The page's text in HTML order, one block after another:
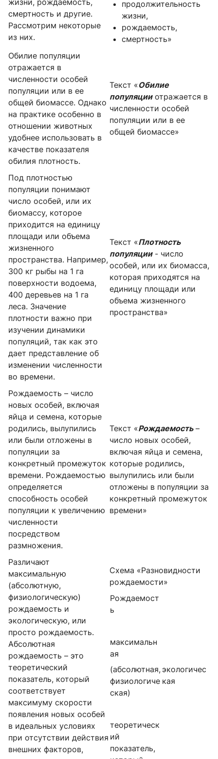
смертность и другие.
Рассмотрим некоторые
из них.
продолжительность
жизни,
рождаемость,
смертность»
Обилие популяции
отражается в
численности особей
популяции или в ее
общей биомассе. Однако
на практике особенно в
отношении животных
удобнее использовать в
качестве показателя
обилия плотность.
Текст «Обилие
популяцииотражается в
численности особей
популяции или в ее
общей биомассе»
Под плотностью
популяции понимают
число особей, или их
биомассу, которое
приходится на единицу
площади или объема
жизненного
пространства. Например,
300 кг рыбы на 1 га
поверхности водоема,
400 деревьев на 1 га
леса. Значение
плотности важно при
изучении динамики
популяций, так как это
дает представление об
изменении численности
во времени.
Текст «Плотность
популяции- число
особей, или их биомасса,
которая приходятся на
единицу площади или
объема жизненного
пространства»
Рождаемость – число
новых особей, включая
яйца и семена, которые
родились, вылупились
или были отложены в
популяции за
конкретный промежуток
времени. Рождаемостью
определяется
способность особей
популяции к увеличению
численности
посредством
размножения.
Текст «Рождаемость–
число новых особей,
включая яйца и семена,
которые родились,
вылупились или были
отложены в популяции за
конкретный промежуток
времени»
Различают
максимальную
(абсолютную,
физиологическую)
рождаемость и
экологическую, или
просто рождаемость.
Абсолютная
рождаемость – это
теоретический
показатель, который
соответствует
максимуму скорости
появления новых особей
в идеальных условиях
при отсутствии действия
внешних факторов,
Схема «Разновидности
рождаемости»
Рождаемост
ь
максимальн
ая
(абсолютная,
физиологиче
ская)
экологичес
кая
теоретическ
ий
показатель,